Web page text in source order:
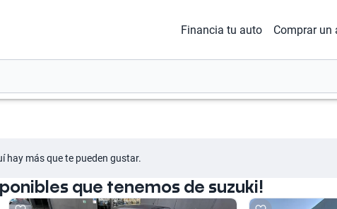
Financia tu auto Comprar un
hay más que te pueden gustar.
que tenemos de suzuki!